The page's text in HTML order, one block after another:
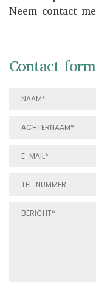
Neem contact
Contact